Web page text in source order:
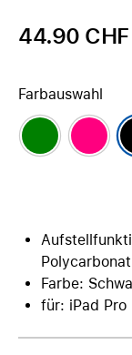
44.90 CHF
Farbauswahl
Farbe:
für: iPad Pro